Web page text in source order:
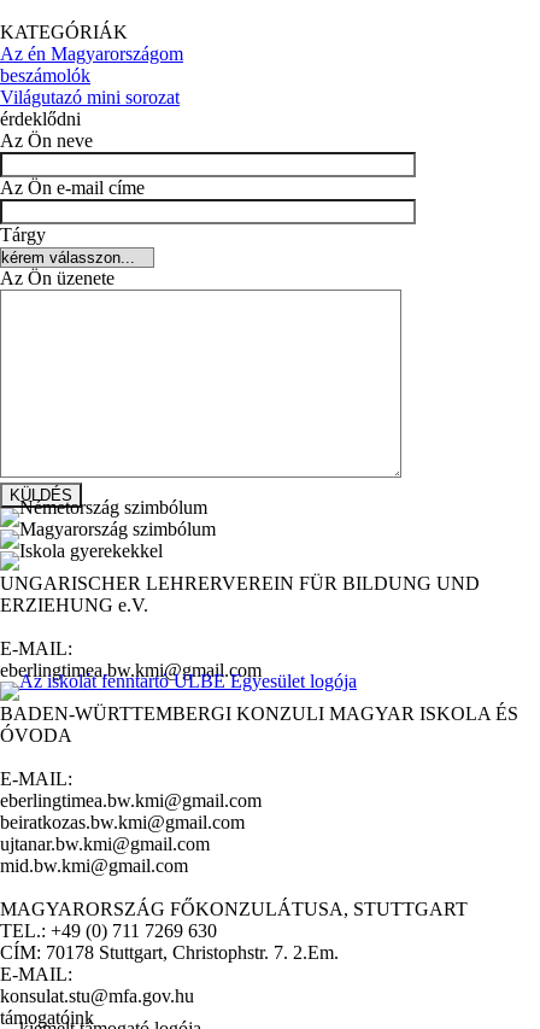
KATEGÓRIÁK
Az én Magyarországom
beszámolók
Világutazó mini sorozat
érdeklődni
Az Ön neve
Az Ön e-mail címe
Tárgy
Az Ön üzenete
UNGARISCHER LEHRERVEREIN FÜR BILDUNG UND
ERZIEHUNG e.V.
E-MAIL:
eberlingtimea.bw.kmi@gmail.com
BADEN-WÜRTTEMBERGI KONZULI MAGYAR ISKOLA ÉS
ÓVODA
E-MAIL:
eberlingtimea.bw.kmi@gmail.com
beiratkozas.bw.kmi@gmail.com
ujtanar.bw.kmi@gmail.com
mid.bw.kmi@gmail.com
MAGYARORSZÁG FŐKONZULÁTUSA, STUTTGART
TEL.: +49 (0) 711 7269 630
CÍM: 70178 Stuttgart, Christophstr. 7. 2.Em.
E-MAIL:
konsulat.stu@mfa.gov.hu
támogatóink